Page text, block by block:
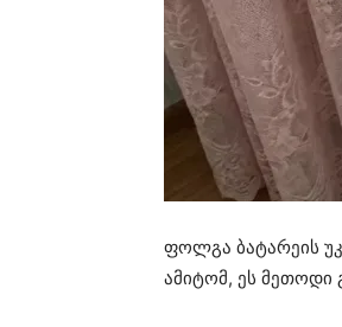
ფოლგა ბატარეის
ამიტომ, ეს მეთოდი